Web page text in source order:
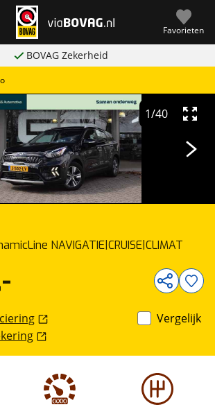
Favorieten
BOVAG Zekerheid
NAVIGATIE|CRUISE|CLIMAT
1/40
Vergelijk